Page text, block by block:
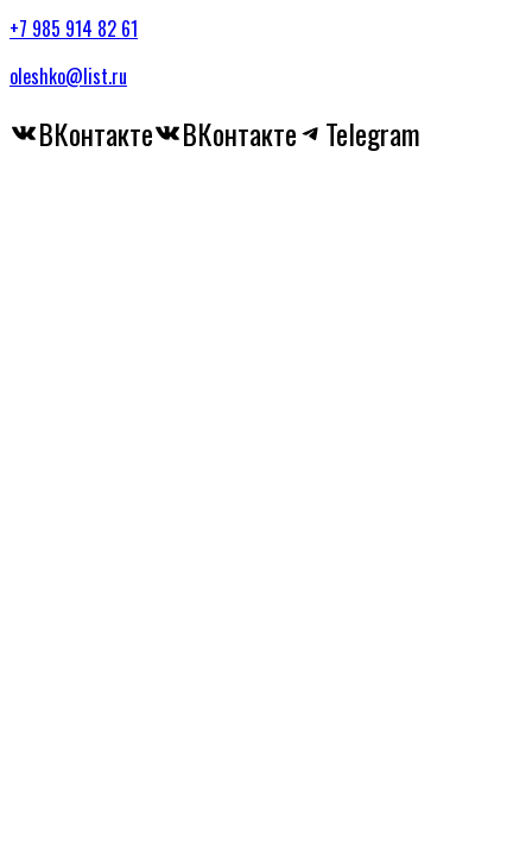
+7 985 914 82 61
oleshko@list.ru
ВКонтакте ВКонтакте Telegram